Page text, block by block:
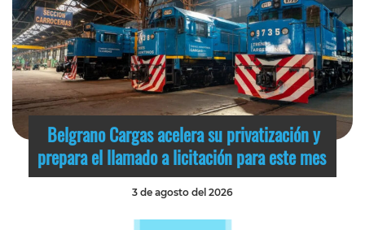
Belgrano Cargas acelera su privatización y
prepara el llamado a licitación para este mes
3 de agosto del 2026